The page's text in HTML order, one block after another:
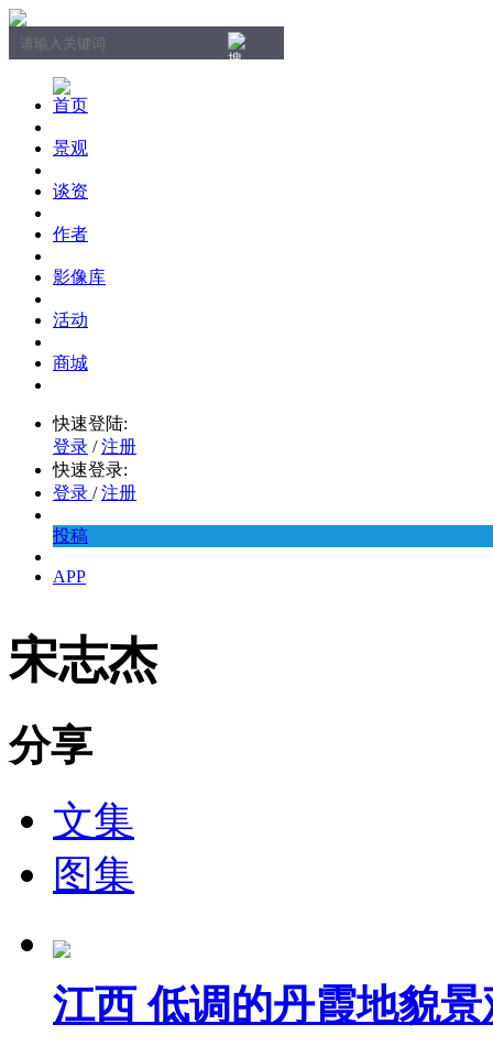
首页
景观
谈资
作者
影像库
活动
商城
快速登陆:
登录 / 注册
快速登录:
登录 / 注册
投稿
APP
宋志杰
分享
文集
图集
江西 低调的丹霞地貌